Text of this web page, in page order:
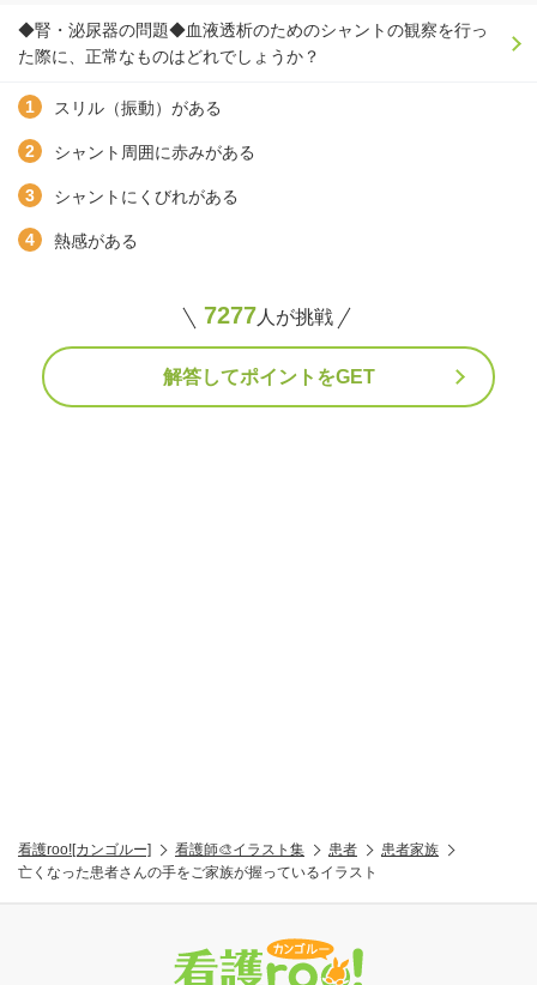
◆腎・泌尿器の問題◆血液透析のためのシャントの観察を行っ
た際に、正常なものはどれでしょうか？
スリル（振動）がある
シャント周囲に赤みがある
シャントにくびれがある
熱感がある
7277 人が挑戦
解答してポイントをGET
看護roo![カンゴルー] 看護師🎨イラスト集 患者
患者家族
亡くなった患者さんの手をご家族が握っているイラスト